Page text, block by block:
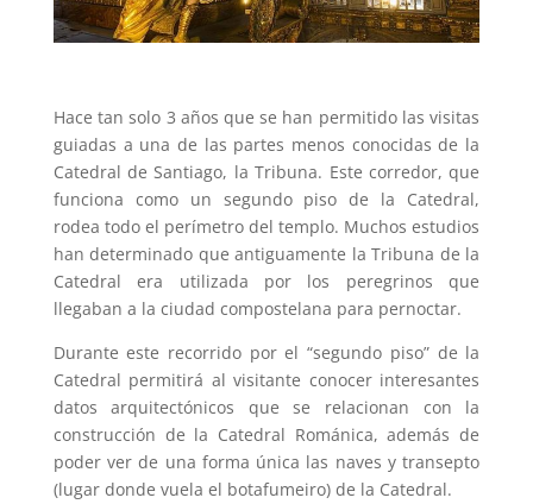
Hace tan solo 3 años que se han permitido las visitas
guiadas a una de las partes menos conocidas de la
Catedral de Santiago, la Tribuna. Este corredor, que
funciona como un segundo piso de la Catedral,
rodea todo el perímetro del templo. Muchos estudios
han determinado que antiguamente la Tribuna de la
Catedral era utilizada por los peregrinos que
llegaban a la ciudad compostelana para pernoctar.
Durante este recorrido por el “segundo piso” de la
Catedral permitirá al visitante conocer interesantes
datos arquitectónicos que se relacionan con la
construcción de la Catedral Románica, además de
poder ver de una forma única las naves y transepto
(lugar donde vuela el botafumeiro) de la Catedral.